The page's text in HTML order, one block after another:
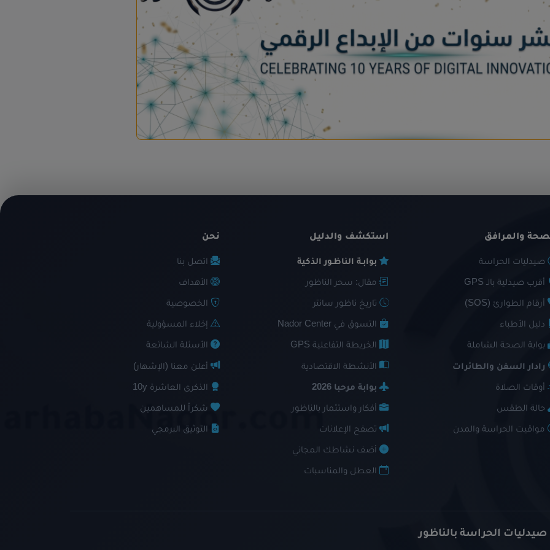
والمرافق
صيدليات الحراسة
أقرب صيدلية بالـ GPS
أرقام الطوارئ (SOS)
دليل الأطباء
بوابة الصحة الشاملة
رادار السفن والطائرات
أوقات الصلاة
حالة الطقس
مواقيت الحراسة والمدن
استكشف والدليل
بوابـة الناظـور الذكية
مقال: سحر الناظور
تاريخ ناظور سانتر
التسوق في Nador Center
الخريطة التفاعلية GPS
الأنشطة الاقتصادية
بوابة مرحبا 2026
أفكار واستثمار بالناظور
تصفح الإعلانات
أضف نشاطك المجاني
العطل والمناسبات
نحن
اتصل بنا
الأهداف
الخصوصية
إخلاء المسؤولية
الأسئلة الشائعة
أعلن معنا (الإشهار)
الذكرى العاشرة 10y
شكراً للمساهمين
التوثيق البرمجي
صيدليات الحراسة بالناظور